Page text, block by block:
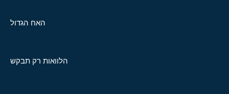
האח הגדול
הלוואות רק תבקש